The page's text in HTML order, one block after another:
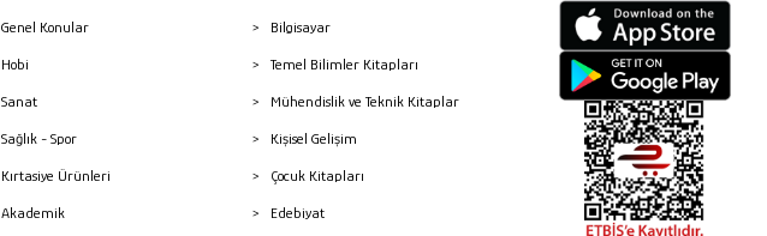
Genel Konular
Hobi
Sanat
Sağlık - Spor
Kırtasiye Ürünleri
Akademik
Bilgisayar
Temel Bilimler Kitapları
Mühendislik ve Teknik Kitaplar
Kişisel Gelişim
Çocuk Kitapları
Edebiyat